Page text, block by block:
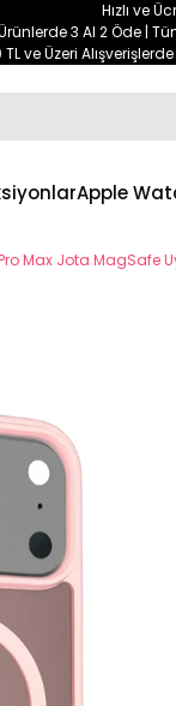
Hızlı ve
3 Al 2 Öde |
TL ve Üzeri
Apple
Max Jota MagSafe